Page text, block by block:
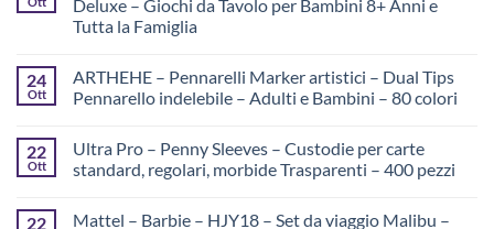
Deluxe – Giochi da Tavolo per Bambini 8+ Anni e
Tutta la Famiglia
24
Ott
ARTHEHE – Pennarelli Marker artistici – Dual Tips
Pennarello indelebile – Adulti e Bambini – 80 colori
22
Ott
Ultra Pro – Penny Sleeves – Custodie per carte
standard, regolari, morbide Trasparenti – 400 pezzi
22
Mattel – Barbie – HJY18 – Set da viaggio Malibu –